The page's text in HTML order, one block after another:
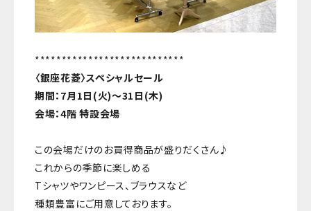
****************************
〈銀座花菱〉スペシャルセール
期間：7月1日(火)～31日(木)
会場：4階 特設会場
この会場だけのお買得商品が盛りだくさん♪
これからの季節に楽しめる
Tシャツやワンピース、ブラウスなど
種類豊富にご用意しております。